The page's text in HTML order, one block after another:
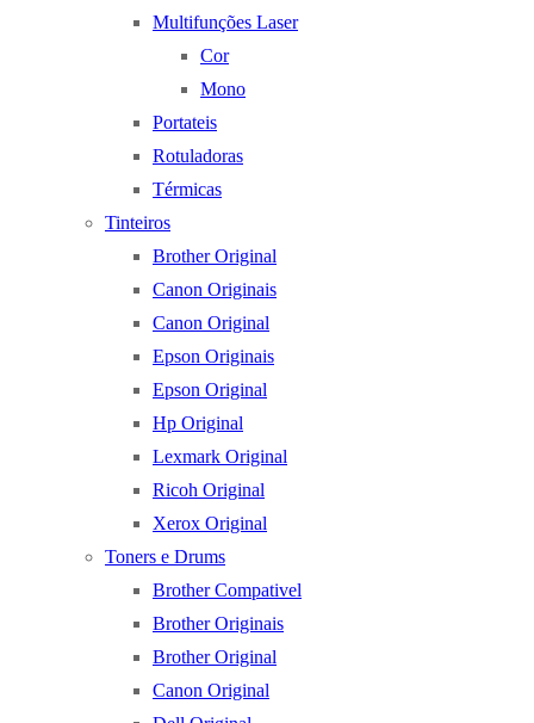
Multifunções Laser
Cor
Mono
Portateis
Rotuladoras
Térmicas
Tinteiros
Brother Original
Canon Originais
Canon Original
Epson Originais
Epson Original
Hp Original
Lexmark Original
Ricoh Original
Xerox Original
Toners e Drums
Brother Compativel
Brother Originais
Brother Original
Canon Original